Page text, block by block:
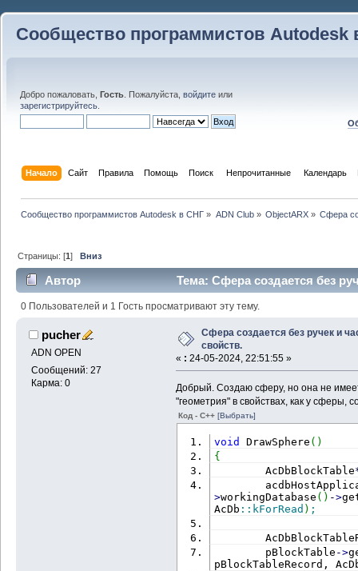
Сообщество программистов Autodesk
Добро пожаловать, Гость . Пожалуйста, войдите или
зарегистрируйтесь
Начало Сайт Правила Помощь Поиск Непрочитанные Календарь
Сообщество программистов Autodesk в СНГ » ADN Club» ObjectARX» Cфера
Страницы: [1]Вниз
Автор
Тема: Cфера создается без
раз)
0 Пользователей и 1 Гость просматривают эту тему.
pucher
ADN OPEN
Сообщений: 27
Карма: 0
Cфера создается без ручек и
свойств.
« : 24-05-2024, 22:51:55 »
Добрый. Создаю сферу, но она не
"геометрия" в свойствах, как у сферы,
Код - C++ [Выбрать]
void DrawSphere ( )
{
AcDbBlockTable
>workingDatabase ( ) ->
AcDb :: kForRead ) ;
pBlockTable ->
pBlockTableRecord,